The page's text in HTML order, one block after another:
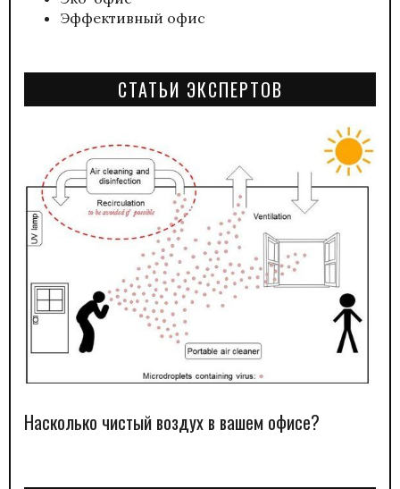
Эффективный офис
СТАТЬИ ЭКСПЕРТОВ
Насколько чистый воздух в вашем офисе?